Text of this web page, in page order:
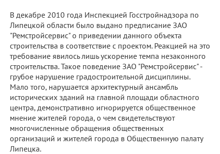
В декабре 2010 года Инспекцией Госстройнадзора по
Липецкой области было выдано предписание ЗАО
"Ремстройсервис" о приведении данного объекта
строительства в соответствие с проектом. Реакцией на это
требование явилось лишь ускорение темпа незаконного
строительства. Такое поведение ЗАО "Ремстройсервис" -
грубое нарушение градостроительной дисциплины.
Мало того, нарушается архитектурный ансамбль
исторических зданий на главной площади областного
центра, демонстративно игнорируется общественное
мнение жителей города, о чем свидетельствуют
многочисленные обращения общественных
организаций и жителей города в Общественную палату
Липецка.